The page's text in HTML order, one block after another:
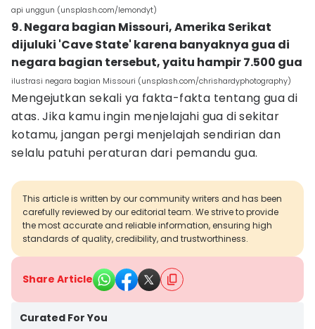
api unggun (unsplash.com/lemondyt)
9. Negara bagian Missouri, Amerika Serikat
dijuluki 'Cave State' karena banyaknya gua di
negara bagian tersebut, yaitu hampir 7.500 gua
ilustrasi negara bagian Missouri (unsplash.com/chrishardyphotography)
Mengejutkan sekali ya fakta-fakta tentang gua di
atas. Jika kamu ingin menjelajahi gua di sekitar
kotamu, jangan pergi menjelajah sendirian dan
selalu patuhi peraturan dari pemandu gua.
This article is written by our community writers and has been
carefully reviewed by our editorial team. We strive to provide
the most accurate and reliable information, ensuring high
standards of quality, credibility, and trustworthiness.
Share Article
Curated For You